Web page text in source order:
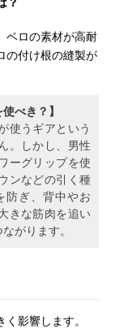
ベロの素材が高耐
の付け根の縫製が
べき？】
使うギアという
。しかし、男性
ーグリップを使
ンなどの引く種
防ぎ、背中やお
きな筋肉を追い
がります。
影響します。